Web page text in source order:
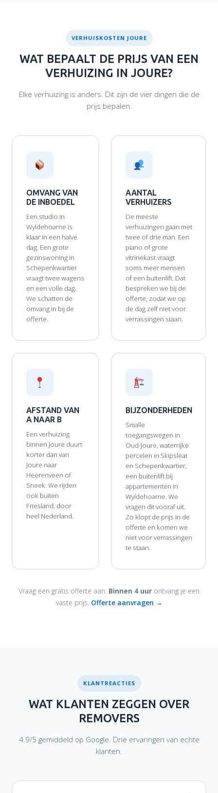
VERHUISKOSTEN JOURE
WAT BEPAALT DE PRIJS VAN EEN
VERHUIZING IN JOURE?
Elke verhuizing is anders. Dit zijn de vier dingen die de
prijs bepalen.
OMVANG VAN
DE INBOEDEL
Een studio in
Wyldehoarne is
klaar in een halve
dag. Een grote
gezinswoning in
Schepenkwartier
vraagt twee wagens
en een volle dag.
We schatten de
omvang in bij de
offerte.
AANTAL
VERHUIZERS
De meeste
verhuizingen gaan met
twee of drie man. Een
piano of grote
vitrinekast vraagt
soms meer mensen
of een buitenlift. Dat
bespreken we bij de
offerte, zodat we op
de dag zelf niet voor
verrassingen staan.
AFSTAND VAN
A NAAR B
Een verhuizing
binnen Joure duurt
korter dan van
Joure naar
Heerenveen of
Sneek. We rijden
ook buiten
Friesland, door
heel Nederland.
BIJZONDERHEDEN
Smalle
toegangswegen in
Oud-Joure, waterrijke
percelen in Skipsleat
en Schepenkwartier,
een buitenlift bij
appartementen in
Wyldehoarne. We
vragen dit vooraf uit.
Zo klopt de prijs in de
offerte en komen we
niet voor verrassingen
te staan.
Vraag een gratis offerte aan. Binnen 4 uur ontvang je een
vaste prijs. Offerte aanvragen →
KLANTREACTIES
WAT KLANTEN ZEGGEN OVER
REMOVERS
4.9/5 gemiddeld op Google. Drie ervaringen van echte
klanten.